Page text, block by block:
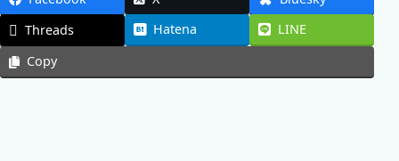
Threads
Hatena
LINE
Copy